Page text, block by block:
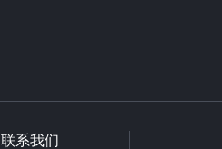
联系我们